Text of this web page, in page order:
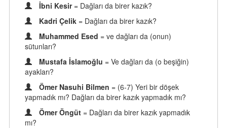
İbni Kesir = Dağları da birer kazık?
Kadri Çelik = Dağları da birer kazık?
Muhammed Esed = ve dağları da (onun)
sütunları?
Mustafa İslamoğlu = Ve dağları da (o beşiğin)
ayakları?
Ömer Nasuhi Bilmen = (6-7) Yeri bir döşek
yapmadık mı? Dağları da birer kazık yapmadık mı?
Ömer Öngüt = Dağları da birer kazık yapmadık
mı?